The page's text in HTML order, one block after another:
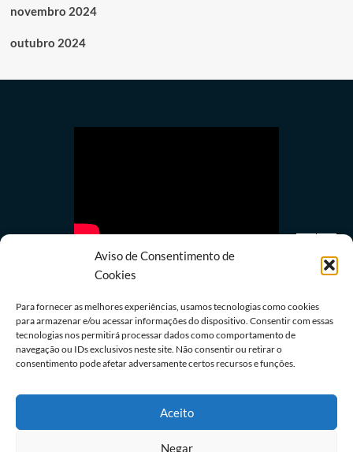
Aviso de Consentimento de
Cookies
Para fornecer as melhores experiências, usamos tecnologias como cookies
para armazenar e/ou acessar informações do dispositivo. Consentir com essas
tecnologias nos permitirá processar dados como comportamento de
navegação ou IDs exclusivos neste site. Não consentir ou retirar o
consentimento pode afetar adversamente certos recursos e funções.
Aceito
Negar
novembro 2024
outubro 2024
Política
Lula quer mostrar a Trump números de queda do
desmatamento na Amazônia
Redação 08/08/2026